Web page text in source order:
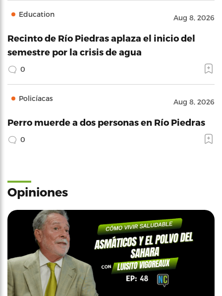
Education Aug 8, 2026
Recinto de Río Piedras aplaza el inicio del
semestre por la crisis de agua
0
Policíacas Aug 8, 2026
Perro muerde a dos personas en Río Piedras
0
Opiniones